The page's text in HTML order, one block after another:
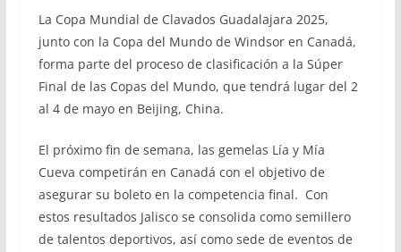
La Copa Mundial de Clavados Guadalajara 2025,
junto con la Copa del Mundo de Windsor en Canadá,
forma parte del proceso de clasificación a la Súper
Final de las Copas del Mundo, que tendrá lugar del 2
al 4 de mayo en Beijing, China.
El próximo fin de semana, las gemelas Lía y Mía
Cueva competirán en Canadá con el objetivo de
asegurar su boleto en la competencia final. Con
estos resultados Jalisco se consolida como semillero
de talentos deportivos, así como sede de eventos de